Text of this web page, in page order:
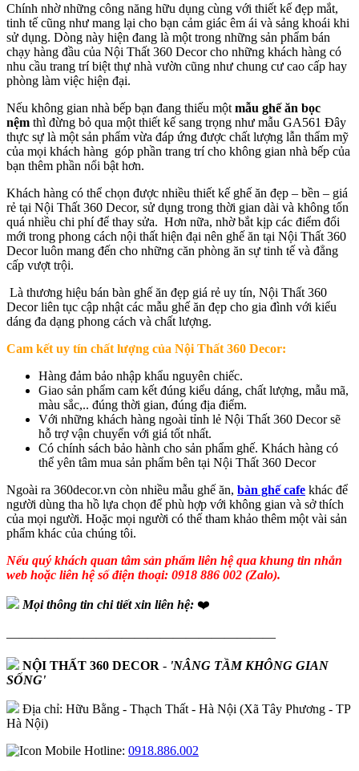
Chính nhờ những công năng hữu dụng cùng với thiết kế đẹp mắt,
tinh tế cũng như mang lại cho bạn cảm giác êm ái và sảng khoái khi
sử dụng. Dòng này hiện đang là một trong những sản phẩm bán
chạy hàng đầu của Nội Thất 360 Decor cho những khách hàng có
nhu cầu trang trí biệt thự nhà vườn cũng như chung cư cao cấp hay
phòng làm việc hiện đại.
Nếu không gian nhà bếp bạn đang thiếu một mẫu ghế ăn bọc
nệm thì đừng bỏ qua một thiết kế sang trọng như mẫu GA561 Đây
thực sự là một sản phẩm vừa đáp ứng được chất lượng lẫn thẩm mỹ
của mọi khách hàng góp phần trang trí cho không gian nhà bếp của
bạn thêm phần nổi bật hơn.
Khách hàng có thể chọn được nhiều thiết kế ghế ăn đẹp – bền – giá
rẻ tại Nội Thất 360 Decor, sử dụng trong thời gian dài và không tốn
quá nhiều chi phí để thay sửa. Hơn nữa, nhờ bắt kịp các điểm đổi
mới trong phong cách nội thất hiện đại nên ghế ăn tại Nội Thất 360
Decor luôn mang đến cho những căn phòng ăn sự tinh tế và đẳng
cấp vượt trội.
Là thương hiệu bán bàn ghế ăn đẹp giá rẻ uy tín, Nội Thất 360
Decor liên tục cập nhật các mẫu ghế ăn đẹp cho gia đình với kiểu
dáng đa dạng phong cách và chất lượng.
Cam kết uy tín chất lượng của Nội Thất 360 Decor:
Hàng đảm bảo nhập khẩu nguyên chiếc.
Giao sản phẩm cam kết đúng kiểu dáng, chất lượng, mẫu mã,
màu sắc,.. đúng thời gian, đúng địa điểm.
Với những khách hàng ngoài tỉnh lẻ Nội Thất 360 Decor sẽ
hỗ trợ vận chuyển với giá tốt nhất.
Có chính sách bảo hành cho sản phẩm ghế. Khách hàng có
thể yên tâm mua sản phẩm bên tại Nội Thất 360 Decor
Ngoài ra 360decor.vn còn nhiều mẫu ghế ăn, bàn ghế cafe khác để
người dùng tha hồ lựa chọn để phù hợp với không gian và sở thích
của mọi người. Hoặc mọi người có thế tham khảo thêm một vài sản
phẩm khác của chúng tôi.
Nếu quý khách quan tâm sản phẩm liên hệ qua khung tin nhắn
web hoặc liên hệ số điện thoại: 0918 886 002 (Zalo).
Mọi thông tin chi tiết xin liên hệ: ❤️
—————————————————————
NỘI THẤT 360 DECOR - 'NÂNG TẦM KHÔNG GIAN
SỐNG'
Địa chỉ: Hữu Bằng - Thạch Thất - Hà Nội (Xã Tây Phương - TP
Hà Nội)
Hotline: 0918.886.002